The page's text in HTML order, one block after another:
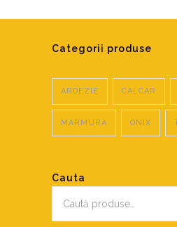
Categorii produse
ARDEZIE CALCAR
MARMURA ONIX
Cauta
Caută
după: